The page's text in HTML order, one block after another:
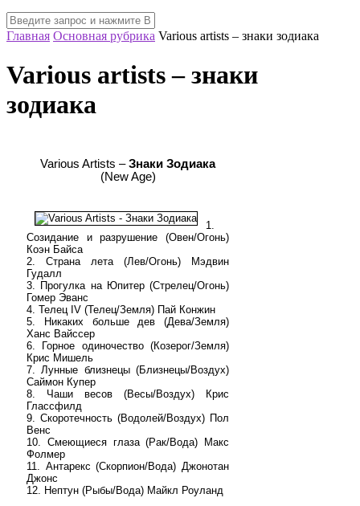
Главная Основная рубрика Various artists – знаки зодиака
Various artists – знаки
зодиака
Various Artists –Знаки Зодиака
(New Age)
1.
Созидание и разрушение (Овен/Огонь)
Коэн Байса
2. Страна лета (Лев/Огонь) Мэдвин
Гудалл
3. Прогулка на Юпитер (Стрелец/Огонь)
Гомер Эванс
4. Телец IV (Телец/Земля) Пай Конжин
5. Никаких больше дев (Дева/Земля)
Ханс Вайссер
6. Горное одиночество (Козерог/Земля)
Крис Мишель
7. Лунные близнецы (Близнецы/Воздух)
Саймон Купер
8. Чаши весов (Весы/Воздух) Крис
Глассфилд
9. Скоротечность (Водолей/Воздух) Пол
Венс
10. Смеющиеся глаза (Рак/Вода) Макс
Фолмер
11. Антарекс (Скорпион/Вода) Джонотан
Джонс
12. Нептун (Рыбы/Вода) Майкл Роуланд